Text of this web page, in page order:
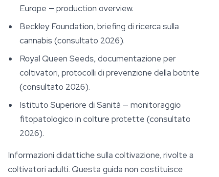
Europe — production overview.
Beckley Foundation, briefing di ricerca sulla
cannabis (consultato 2026).
Royal Queen Seeds, documentazione per
coltivatori, protocolli di prevenzione della botrite
(consultato 2026).
Istituto Superiore di Sanità — monitoraggio
fitopatologico in colture protette (consultato
2026).
Informazioni didattiche sulla coltivazione, rivolte a
coltivatori adulti. Questa guida non costituisce